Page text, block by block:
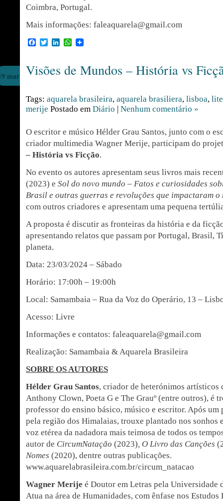
Coimbra, Portugal.
Mais informações: faleaquarela@gmail.com
Facebook
TwitterLinkedInWhatsApp
Visões de Mundos – História vs
mar
Tags: aquarela brasileira, aquarela brasiliera, lisboa,
merije Postado em Diário | Nenhum comentário »
O escritor e músico Hélder Grau Santos, junto com o
criador multimedia Wagner Merije, participam do
– História vs Ficção.
No evento os autores apresentam seus livros mais
(2023) e Sol do novo mundo – Fatos e curiosidades
Brasil e outras guerras e revoluções que impactaram
com outros criadores e apresentam uma pequena
A proposta é discutir as fronteiras da história e da
apresentando relatos que passam por Portugal, Brasil,
planeta.
Data: 23/03/2024 – Sábado
Horário: 17:00h – 19:00h
Local: Samambaia – Rua da Voz do Operário, 13 –
Acesso: Livre
Informações e contatos: faleaquarela@gmail.com
Realização: Samambaia & Aquarela Brasileira
SOBRE OS AUTORES
Hélder Grau Santos, criador de heterónimos artísticos
Anthony Clown, Poeta G e The Grauº (entre outros), é
professor do ensino básico, músico e escritor. Após um
pela região dos Himalaias, trouxe plantado nos sonhos
voz etérea da nadadora mais teimosa de todos os
autor de CircumNatação (2023), O Livro das Canções
Nomes (2020), dentre outras publicações.
www.aquarelabrasileira.com.br/circum_natacao
Wagner Merije é Doutor em Letras pela Universidade
Atua na área de Humanidades, com ênfase nos